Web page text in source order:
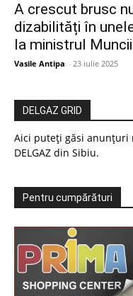
A crescut brusc
dizabilități în
la ministrul Muncii
Vasile Antipa - 23 iulie 2025
DELGAZ GRID
Aici puteți găsi
DELGAZ din Sibiu.
Pentru cumpărături